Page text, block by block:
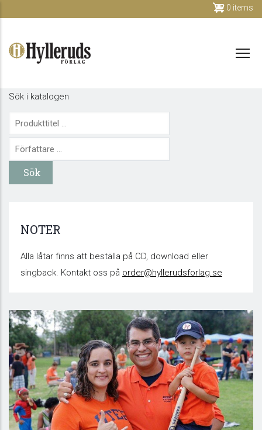
main
content
0 items
Sök i katalogen
NOTER
Alla låtar finns att beställa på CD, download eller
singback. Kontakt oss på order@hyllerudsforlag.se